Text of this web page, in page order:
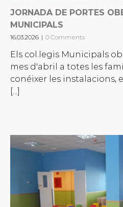
JORNADA DE PORTES
MUNICIPALS
16.03.2026 | 0 Comments
Els col.legis Municipals
mes d'abril a totes les
conéixer les instalacions,
[...]